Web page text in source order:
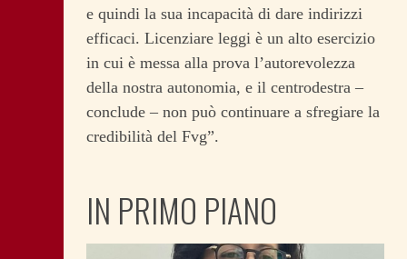
e quindi la sua incapacità di dare indirizzi
efficaci. Licenziare leggi è un alto esercizio
in cui è messa alla prova l’autorevolezza
della nostra autonomia, e il centrodestra –
conclude – non può continuare a sfregiare la
credibilità del Fvg”.
IN PRIMO PIANO